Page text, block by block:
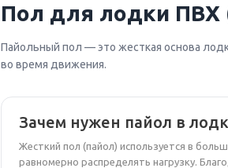
Пол для лодки
Пайольный пол — это жесткая основа
во время движения.
Зачем нужен пайол в
Жесткий пол (пайол) используется в
равномерно распределять нагрузку.